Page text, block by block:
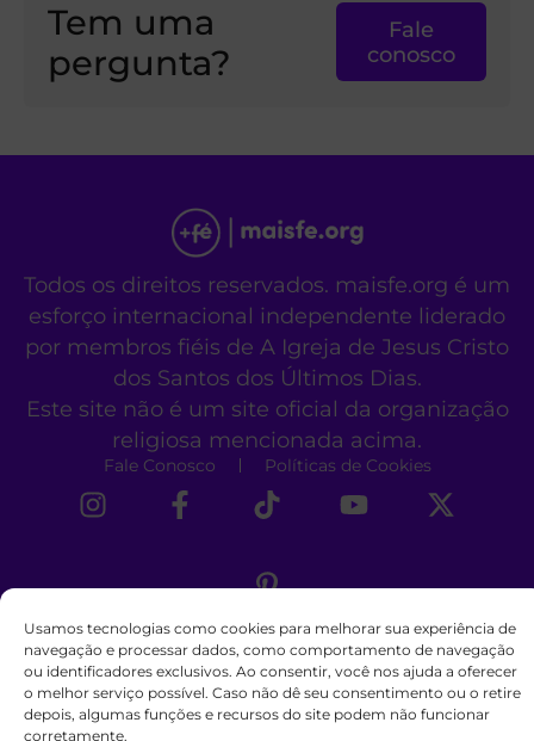
Usamos tecnologias como cookies para melhorar sua experiência de
navegação e processar dados, como comportamento de navegação
ou identificadores exclusivos. Ao consentir, você nos ajuda a oferecer
o melhor serviço possível. Caso não dê seu consentimento ou o retire
depois, algumas funções e recursos do site podem não funcionar
corretamente.
Tem uma
pergunta?
Fale
conosco
Todos os direitos reservados. maisfe.org é um
esforço internacional independente liderado
por membros fiéis de A Igreja de Jesus Cristo
dos Santos dos Últimos Dias.
Este site não é um site oficial da organização
religiosa mencionada acima.
Fale Conosco Políticas de Cookies